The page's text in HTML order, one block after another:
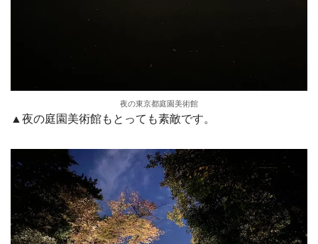
夜の東京都庭園美術館
▲夜の庭園美術館もとっても素敵です。